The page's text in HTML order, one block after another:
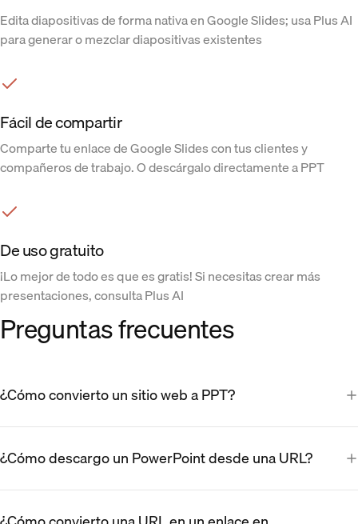
Edita diapositivas de forma nativa en Google Slides; usa Plus AI
para generar o mezclar diapositivas existentes
Fácil de compartir
Comparte tu enlace de Google Slides con tus clientes y
compañeros de trabajo. O descárgalo directamente a PPT
De uso gratuito
¡Lo mejor de todo es que es gratis! Si necesitas crear más
presentaciones, consulta Plus AI
Preguntas frecuentes
¿Cómo convierto un sitio web a PPT?
¿Cómo descargo un PowerPoint desde una URL?